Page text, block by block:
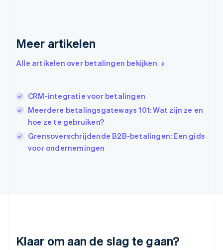
Meer artikelen
Alle artikelen over betalingen bekijken
CRM-integratie voor betalingen
Meerdere betalingsgateways 101: Wat zijn ze en
hoe ze te gebruiken?
Grensoverschrijdende B2B-betalingen: Een gids
voor ondernemingen
Klaar om aan de slag te gaan?
English
Hongkong SAR, China
English简体中文
English
Italië
Italiano English
日本語English
Kroatië
FrançaisDeutschEnglish